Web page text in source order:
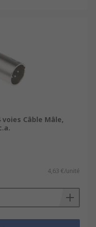
dès
voies Câble Mâle,
4,63 €/unité